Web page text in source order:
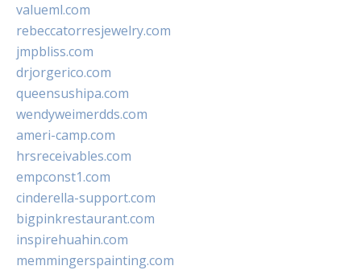
valueml.com
rebeccatorresjewelry.com
jmpbliss.com
drjorgerico.com
queensushipa.com
wendyweimerdds.com
ameri-camp.com
hrsreceivables.com
empconst1.com
cinderella-support.com
bigpinkrestaurant.com
inspirehuahin.com
memmingerspainting.com